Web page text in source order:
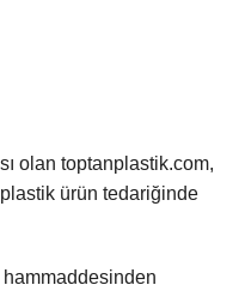
olan toptanplastik.com,
ürün tedariğinde
hammaddesinden